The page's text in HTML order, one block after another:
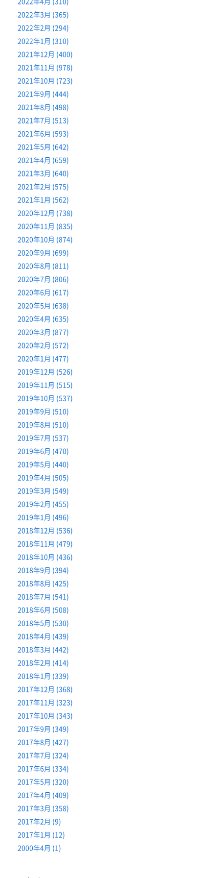
2022年3月 (365)
2022年2月 (294)
2022年1月 (310)
2021年12月 (400)
2021年11月 (978)
2021年10月 (723)
2021年9月 (444)
2021年8月 (498)
2021年7月 (513)
2021年6月 (593)
2021年5月 (642)
2021年4月 (659)
2021年3月 (640)
2021年2月 (575)
2021年1月 (562)
2020年12月 (738)
2020年11月 (835)
2020年10月 (874)
2020年9月 (699)
2020年8月 (811)
2020年7月 (806)
2020年6月 (617)
2020年5月 (638)
2020年4月 (635)
2020年3月 (877)
2020年2月 (572)
2020年1月 (477)
2019年12月 (526)
2019年11月 (515)
2019年10月 (537)
2019年9月 (510)
2019年8月 (510)
2019年7月 (537)
2019年6月 (470)
2019年5月 (440)
2019年4月 (505)
2019年3月 (549)
2019年2月 (455)
2019年1月 (496)
2018年12月 (536)
2018年11月 (479)
2018年10月 (436)
2018年9月 (394)
2018年8月 (425)
2018年7月 (541)
2018年6月 (508)
2018年5月 (530)
2018年4月 (439)
2018年3月 (442)
2018年2月 (414)
2018年1月 (339)
2017年12月 (368)
2017年11月 (323)
2017年10月 (343)
2017年9月 (349)
2017年8月 (427)
2017年7月 (324)
2017年6月 (334)
2017年5月 (320)
2017年4月 (409)
2017年3月 (358)
2017年2月 (9)
2017年1月 (12)
2000年4月 (1)